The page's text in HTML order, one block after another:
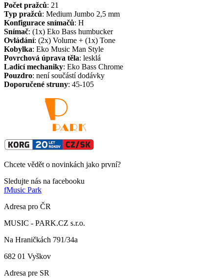
Počet pražců: 21
Typ pražců: Medium Jumbo 2,5 mm
Konfigurace snímačů: H
Snímač: (1x) Eko Bass humbucker
Ovládání: (2x) Volume + (1x) Tone
Kobylka: Eko Music Man Style
Povrchová úprava těla: lesklá
Ladicí mechaniky: Eko Bass Chrome
Pouzdro: není součástí dodávky
Doporučené struny: 45-105
Chcete vědět o novinkách jako první?
Sledujte nás na facebooku
fMusic Park
Adresa pro ČR
MUSIC - PARK.CZ s.r.o.
Na Hraničkách 791/34a
682 01 Vyškov
Adresa pre SR